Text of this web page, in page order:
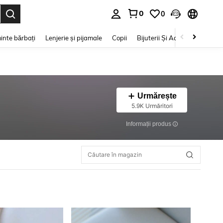
0 0
bărbați Lenjerie și pijamale Copii Bijuterii Și Accesorii
Urmărește
5.9K Urmăritori
Informații produs